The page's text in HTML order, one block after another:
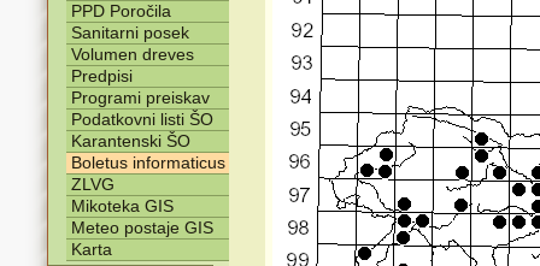
PPD Poročila
Sanitarni posek
Volumen dreves
Predpisi
Programi preiskav
Podatkovni listi ŠO
Karantenski ŠO
Boletus informaticus
ZLVG
Mikoteka GIS
Meteo postaje GIS
Karta